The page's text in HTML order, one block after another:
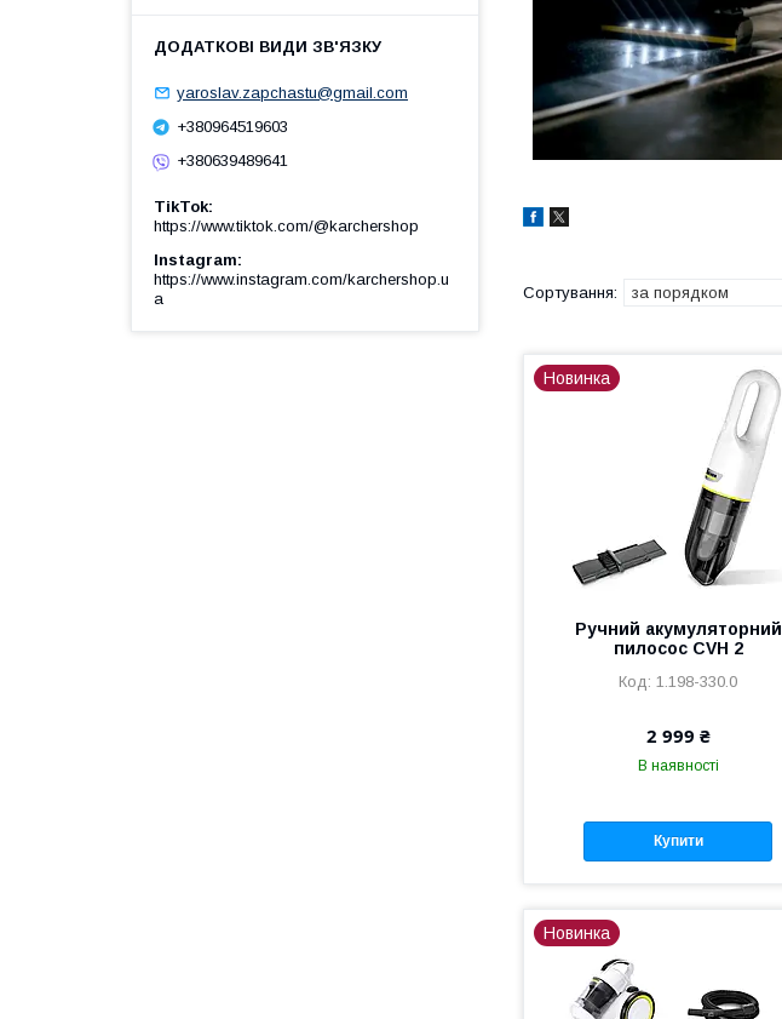
Новинка
Ручний акумуляторний
пилосос CVH 2
1.198-330.0
2 999 ₴
В наявності
Купити
Новинка
yaroslav.zapchastu@gmail.com
+380964519603
+380639489641
TikTok
https://www.tiktok.com/@karchershop
Instagram
https://www.instagram.com/karchershop.u
a